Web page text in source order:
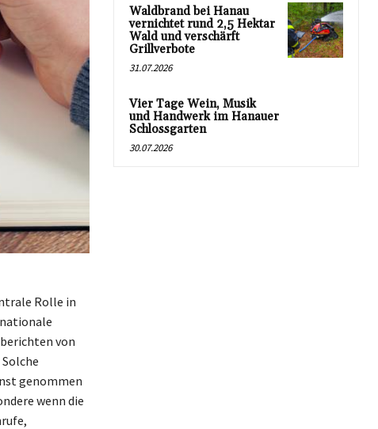
Rolle in
von
genommen
wenn die
Waldbrand bei Hanau
vernichtet rund 2,5 Hektar
Wald und verschärft
Grillverbote
31.07.2026
Vier Tage Wein, Musik
und Handwerk im Hanauer
Schlossgarten
30.07.2026